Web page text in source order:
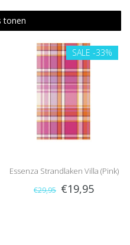
tonen
SALE -33%
Essenza Strandlaken Villa (Pink)
€29,95 €19,95